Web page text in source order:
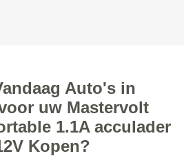
Auto's in
uw Mastervolt
1.1A acculader
Kopen?